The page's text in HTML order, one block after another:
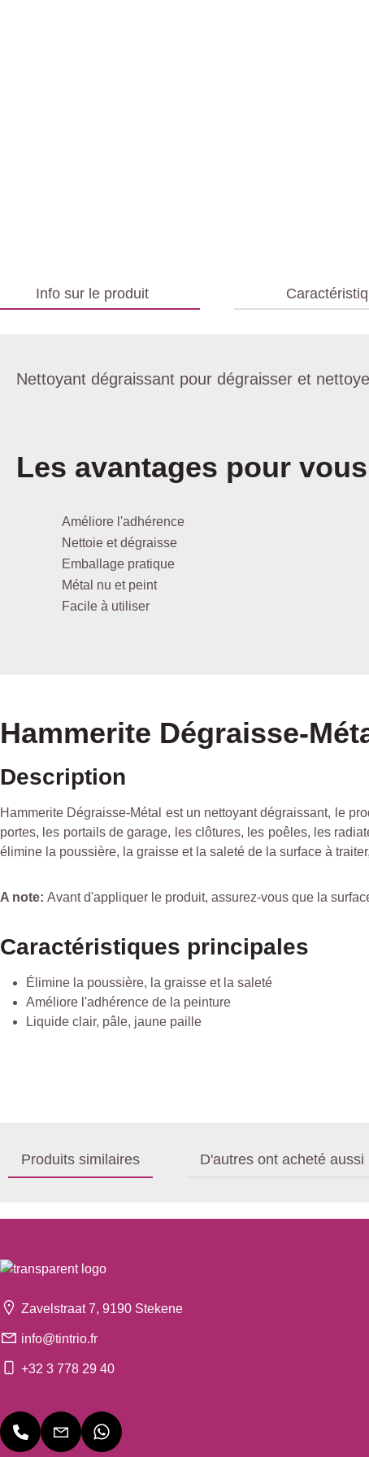
Info sur le produit
Nettoyant dégraissant pour dégraisser et
Les avantages pour vous
Améliore l'adhérence
Nettoie et dégraisse
Emballage pratique
Métal nu et peint
Facile à utiliser
Hammerite Dégraisse-
Description
Hammerite Dégraisse-Métal est un nettoyant dégraissant, le
portes, les portails de garage, les clôtures, les poêles, les
élimine la poussière, la graisse et la saleté de la surface à
A note: Avant d'appliquer le produit, assurez-vous que la
Caractéristiques principales
Élimine la poussière, la graisse et la saleté
Améliore l'adhérence de la peinture
Liquide clair, pâle, jaune paille
Produits similaires D'autres ont acheté aussi
Zavelstraat 7, 9190 Stekene
info@tintrio.fr
+32 3 778 29 40